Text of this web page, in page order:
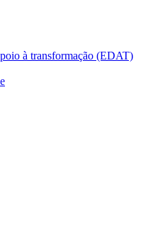
à transformação (EDAT)